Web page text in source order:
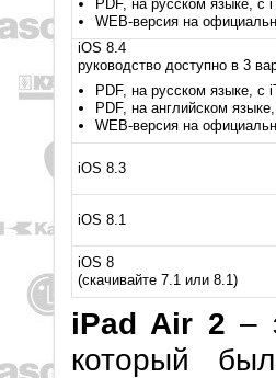
PDF, на русском языке, с
WEB-версия на
iOS 8.4
руководство доступно в 3
PDF, на русском языке, с
PDF, на английском
WEB-версия на
iOS 8.3
iOS 8.1
iOS 8
(скачивайте 7.1 или 8.1)
iPad Air 2 –
который